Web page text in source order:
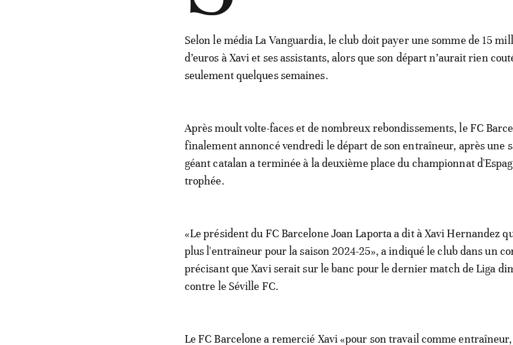
Selon le média La Vanguardia, le club doit payer une somme de 15
d’euros à Xavi et ses assistants, alors que son départ n’aurait rien
seulement quelques semaines.
Après moult volte-faces et de nombreux rebondissements, le FC
finalement annoncé vendredi le départ de son entraîneur, après une
géant catalan a terminée à la deuxième place du championnat
trophée.
«Le président du FC Barcelone Joan Laporta a dit à Xavi Hernandez
plus l'entraîneur pour la saison 2024-25», a indiqué le club dans un
précisant que Xavi serait sur le banc pour le dernier match de Liga
contre le Séville FC.
Le FC Barcelone a remercié Xavi «pour son travail comme